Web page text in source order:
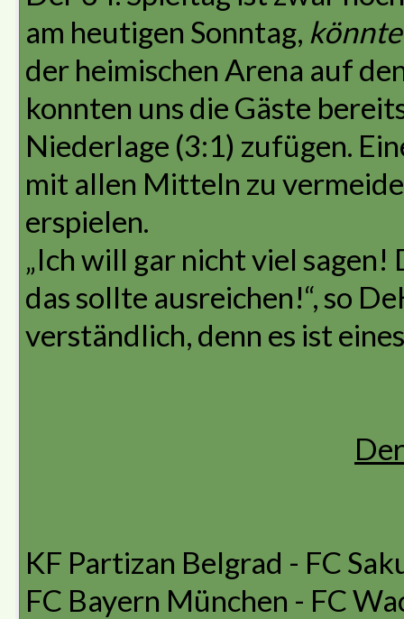
am heutigen Sonntag, könnte
der heimischen Arena auf
konnten uns die Gäste
Niederlage (3:1) zufügen.
mit allen Mitteln zu
erspielen.
„Ich will gar nicht viel sagen!
das sollte ausreichen!“, so
verständlich, denn es ist
KF Partizan Belgrad - FC
FC Bayern München - FC